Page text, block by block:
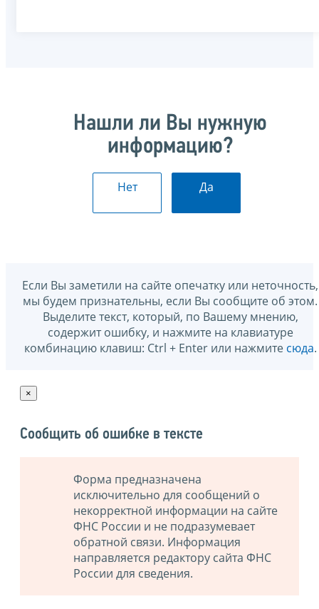
Нашли ли Вы нужную
информацию?
Нет Да
Если Вы заметили на сайте опечатку или неточность,
мы будем признательны, если Вы сообщите об этом.
Выделите текст, который, по Вашему мнению,
содержит ошибку, и нажмите на клавиатуре
комбинацию клавиш: Ctrl + Enter или нажмите сюда.
×
Сообщить об ошибке в тексте
Форма предназначена
исключительно для сообщений о
некорректной информации на сайте
ФНС России и не подразумевает
обратной связи. Информация
направляется редактору сайта ФНС
России для сведения.